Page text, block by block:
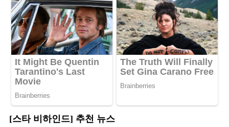
[스타 비하인드] 추천 뉴스